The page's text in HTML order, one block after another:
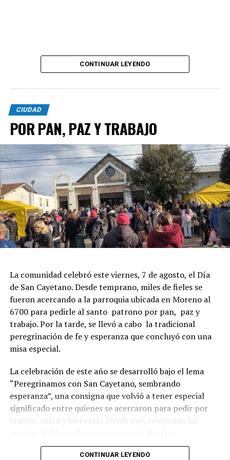
CONTINUAR LEYENDO
CIUDAD
POR PAN, PAZ Y TRABAJO
La comunidad celebró este viernes, 7 de agosto, el Día
de San Cayetano. Desde temprano, miles de fieles se
fueron acercando a la parroquia ubicada en Moreno al
6700 para pedirle al santo patrono por pan, paz y
trabajo. Por la tarde, se llevó a cabo la tradicional
peregrinación de fe y esperanza que concluyó con una
misa especial.
La celebración de este año se desarrolló bajo el lema
“Peregrinamos con San Cayetano, sembrando
esperanza”, una consigna que volvió a tener especial
significado entre quienes se acercaron para pedir por
trabajo, salud y bienestar. Desde muy temprano las
La imagen del santo salió del santuario de Moreno al
CONTINUAR LEYENDO